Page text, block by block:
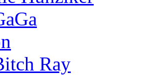
Ray